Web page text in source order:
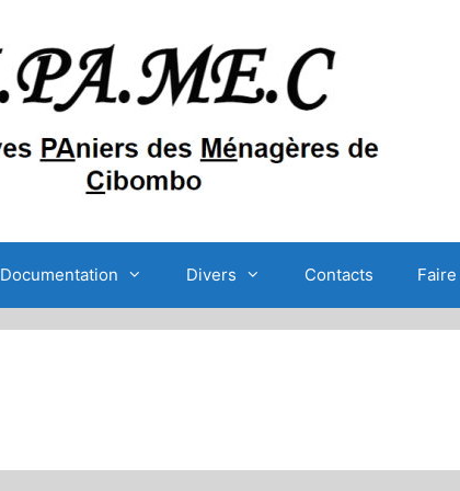
Documentation Divers Contacts